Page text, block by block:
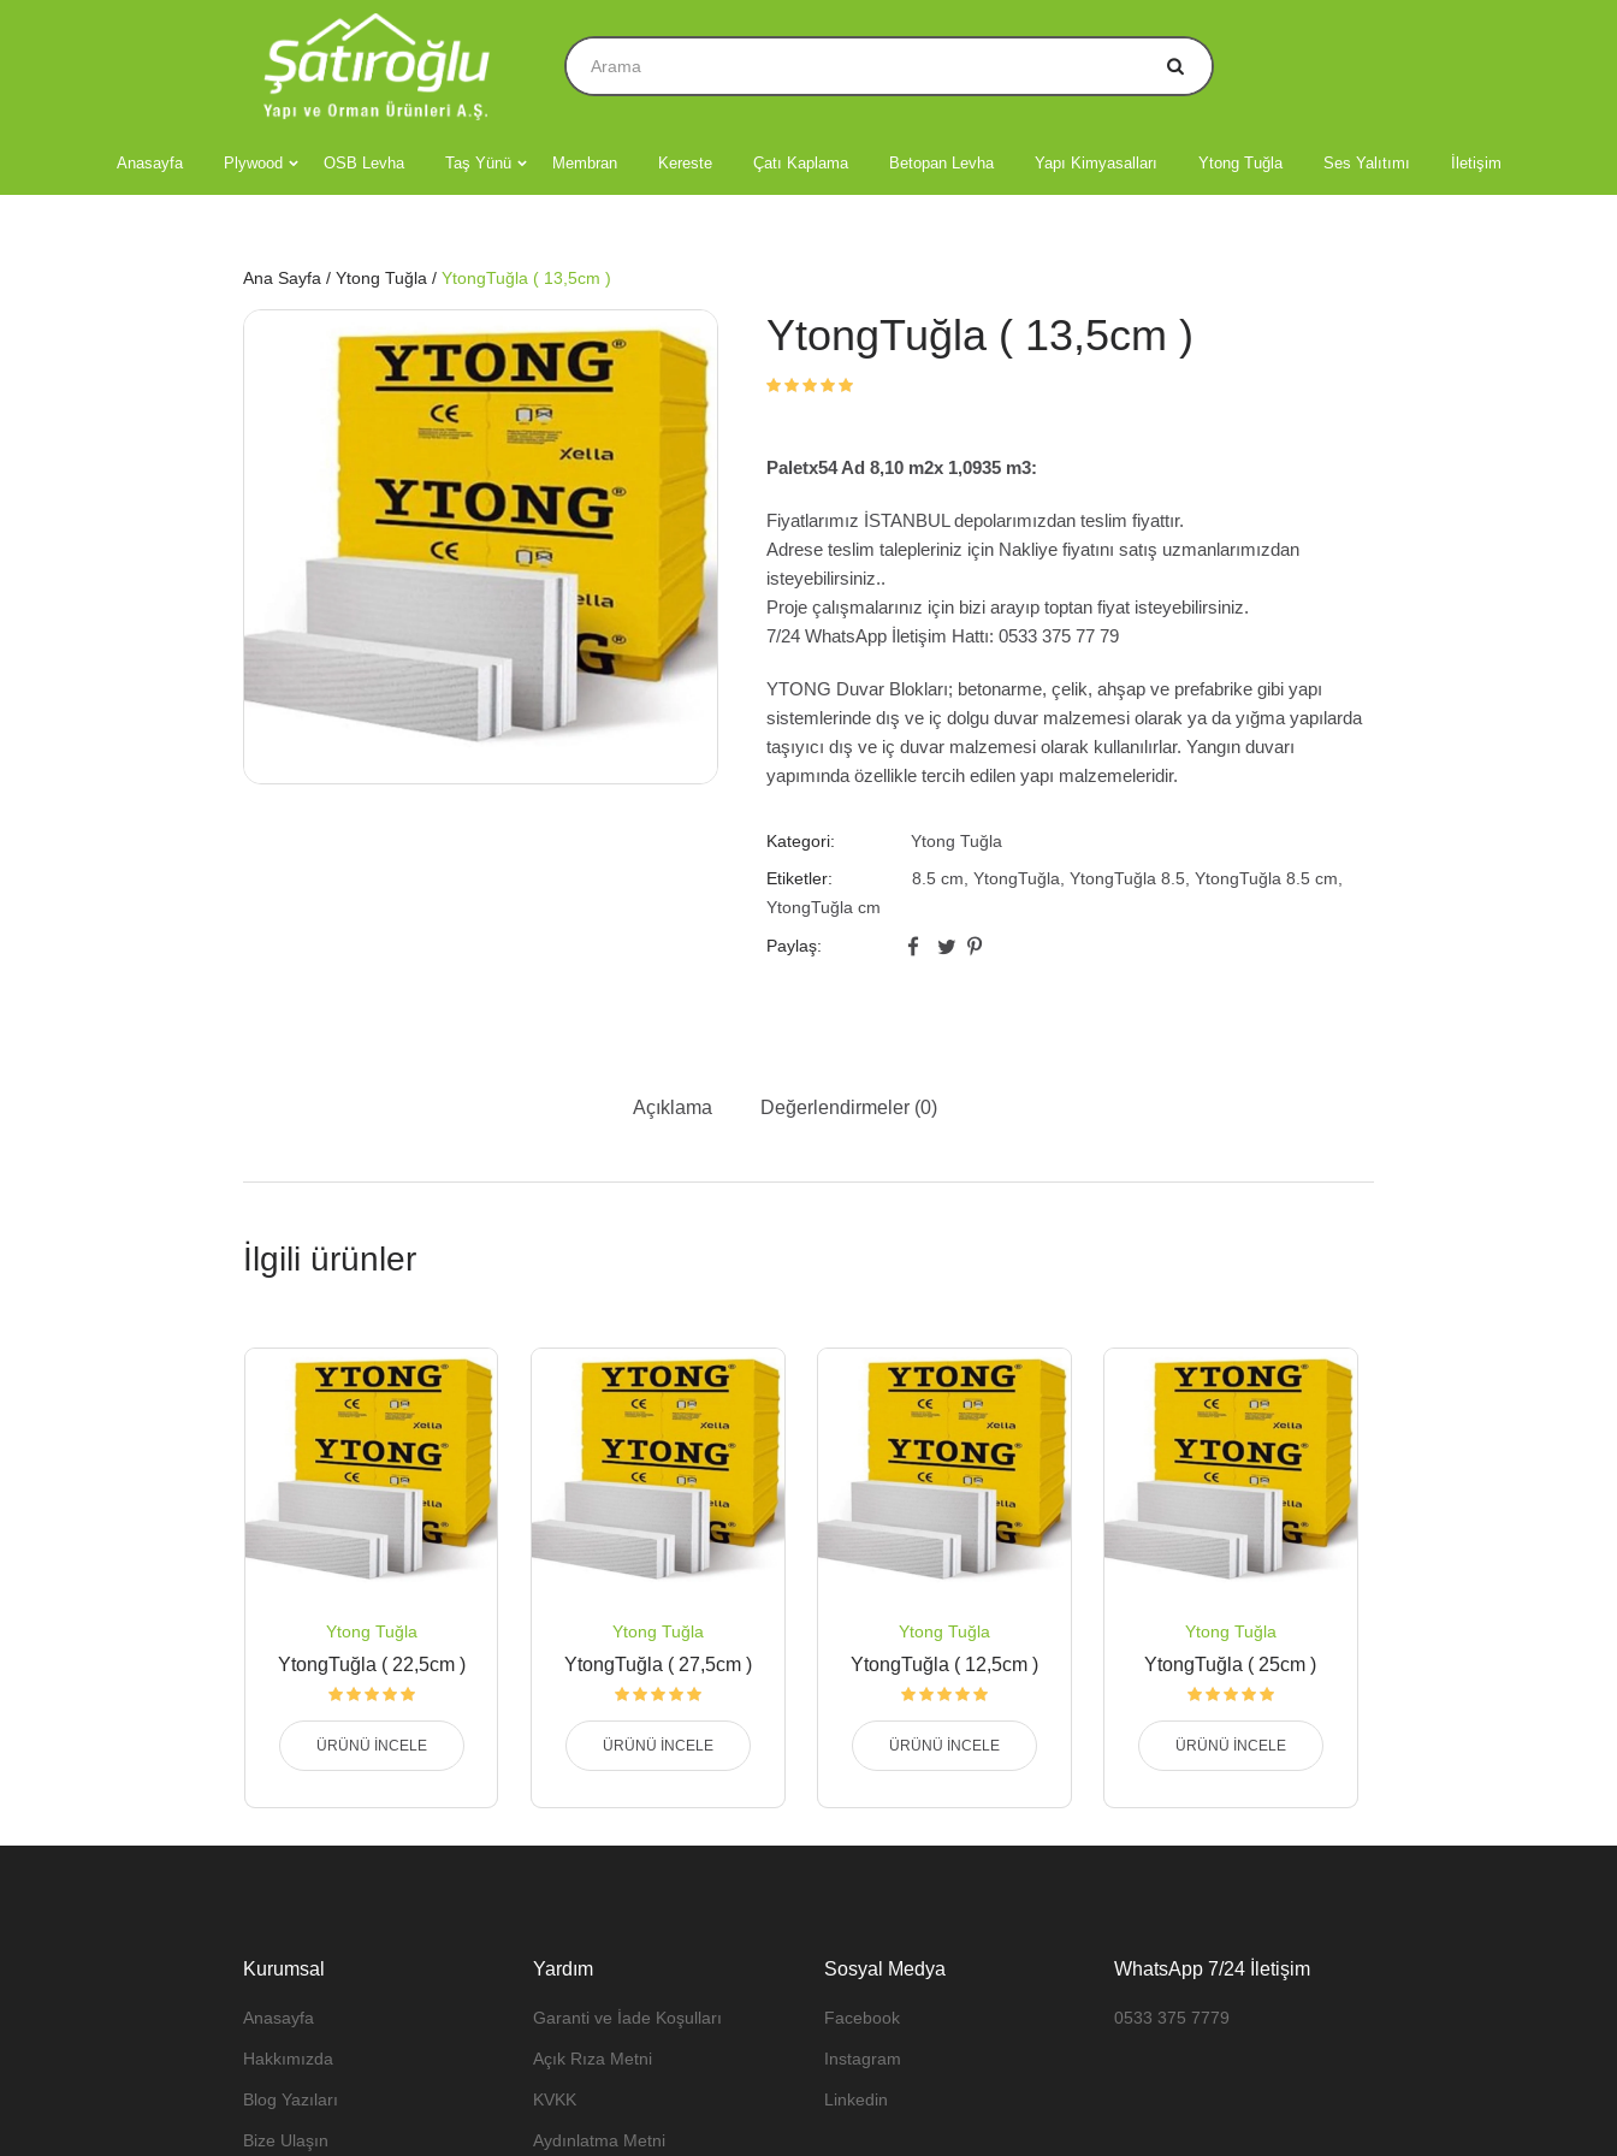
Anasayfa Plywood OSB Levha Taş Yünü Membran Kereste Çatı Kaplama Betopan Levha Yapı Kimyasalları Ytong Tuğla Ses Yalıtımı İletişim
Ana Sayfa / Ytong Tuğla / YtongTuğla ( 13,5cm )
YtongTuğla ( 13,5cm )
Paletx54 Ad 8,10 m2x 1,0935 m3:
Fiyatlarımız İSTANBUL depolarımızdan teslim fiyattır.
Adrese teslim talepleriniz için Nakliye fiyatını satış uzmanlarımızdan
isteyebilirsiniz..
Proje çalışmalarınız için bizi arayıp toptan fiyat isteyebilirsiniz.
7/24 WhatsApp İletişim Hattı: 0533 375 77 79
YTONG Duvar Blokları; betonarme, çelik, ahşap ve prefabrike gibi yapı
sistemlerinde dış ve iç dolgu duvar malzemesi olarak ya da yığma yapılarda
taşıyıcı dış ve iç duvar malzemesi olarak kullanılırlar. Yangın duvarı
yapımında özellikle tercih edilen yapı malzemeleridir.
Kategori:
Ytong Tuğla
Etiketler:
8.5 cm YtongTuğla YtongTuğla 8.5, YtongTuğla 8.5 cm
YtongTuğla cm
Paylaş:
Açıklama Değerlendirmeler (0)
İlgili ürünler
Ytong Tuğla
YtongTuğla ( 22,5cm )
ÜRÜNÜ İNCELE
Ytong Tuğla
YtongTuğla ( 27,5cm )
ÜRÜNÜ İNCELE
Ytong Tuğla
YtongTuğla ( 12,5cm )
ÜRÜNÜ İNCELE
Ytong Tuğla
YtongTuğla ( 25cm )
ÜRÜNÜ İNCELE
Kurumsal
Anasayfa
Hakkımızda
Blog Yazıları
Bize Ulaşın
Yardım
Garanti ve İade Koşulları
Açık Rıza Metni
KVKK
Aydınlatma Metni
Sosyal Medya
Facebook
Instagram
Linkedin
WhatsApp 7/24 İletişim
0533 375 7779